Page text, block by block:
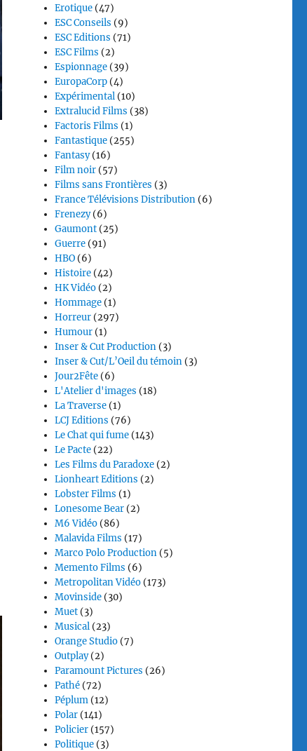
Erotique (47)
ESC Conseils (9)
ESC Editions (71)
ESC Films (2)
Espionnage (39)
EuropaCorp (4)
Expérimental (10)
Extralucid Films (38)
Factoris Films (1)
Fantastique (255)
Fantasy(16)
Film noir (57)
Films sans Frontières (3)
France Télévisions Distribution (6)
Frenezy(6)
Gaumont (25)
Guerre (91)
HBO (6)
Histoire (42)
HK Vidéo (2)
Hommage (1)
Horreur (297)
Humour (1)
Inser & Cut Production (3)
Inser & Cut/L’Oeil du témoin (3)
Jour2Fête (6)
L'Atelier d'images (18)
La Traverse (1)
LCJ Editions (76)
Le Chat qui fume (143)
Le Pacte (22)
Les Films du Paradoxe (2)
Lionheart Editions (2)
Lobster Films (1)
Lonesome Bear (2)
M6 Vidéo (86)
Malavida Films (17)
Marco Polo Production (5)
Memento Films (6)
Metropolitan Vidéo (173)
Movinside (30)
Muet (3)
Musical (23)
Orange Studio (7)
Outplay(2)
Paramount Pictures (26)
Pathé (72)
Péplum (12)
Polar (141)
Policier (157)
Politique (3)